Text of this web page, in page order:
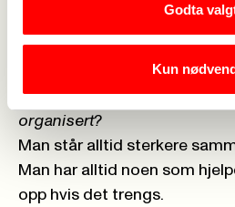
Godta
Kun
fordelene til fagforbundet,
Har du et godt tips for
organisert?
Man står alltid sterkere
Man har alltid noen som
opp hvis det trengs.